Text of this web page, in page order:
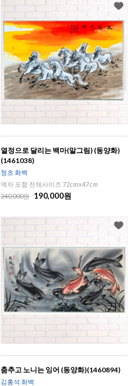
열정으로 달리는 백마(말그림) (동양화)
(1461038)
청초 화백
액자 포함 전체사이즈 72cmx47cm
240,000원
190,000원
춤추고 노니는 잉어 (동양화)(1460894)
김홍석 화백